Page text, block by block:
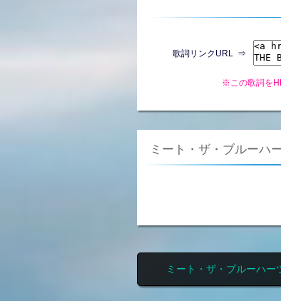
歌詞リンクURL ⇒
※この歌詞を
ミート・ザ・ブルーハ
ミート・ザ・ブルーハ